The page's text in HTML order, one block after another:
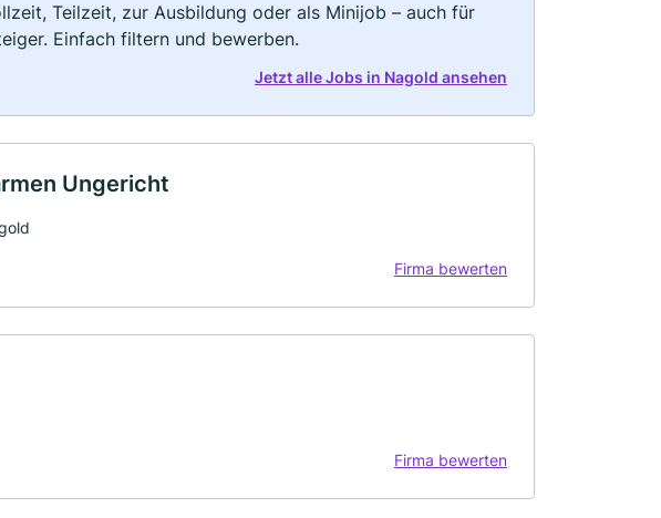
Teilzeit, zur Ausbildung oder als Minijob – auch für
Einfach filtern und bewerben.
Jetzt alle Jobs in Nagold ansehen
Ungericht
Firma bewerten
Firma bewerten